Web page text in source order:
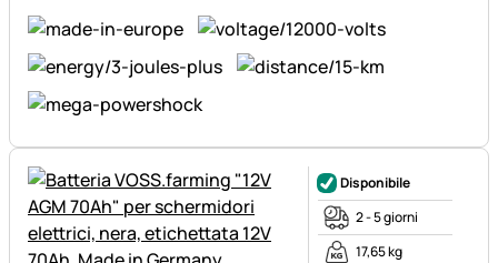
Disponibile
2 - 5 giorni
17,65 kg